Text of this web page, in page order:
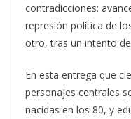
contradicciones:
represión política de
otro, tras un intento
En esta entrega que
personajes centrales
nacidas en los 80, y